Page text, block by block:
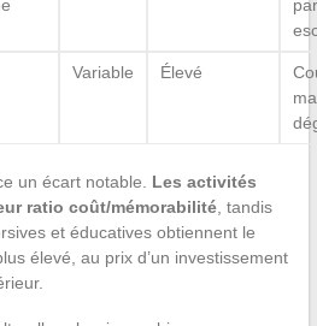
Variable Élevé
un écart notable. Les activités
ratio coût/mémorabilité, tandis
et éducatives obtiennent le
élevé, au prix d’un investissement